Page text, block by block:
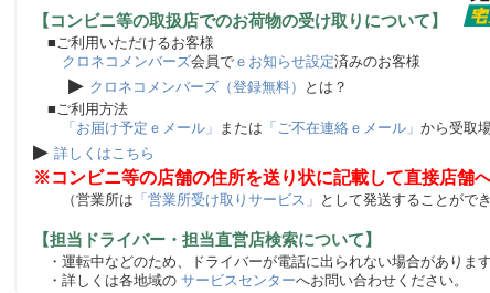
【コンビニ等の取扱店でのお荷物の受け取りについて】
■ご利用いただけるお客様
クロネコメンバーズ会員で ｅお知らせ設定済みのお客様
▶ クロネコメンバーズ（登録無料）
とは？
■ご利用方法
「お届け予定ｅメール」 または 「ご不在連絡ｅメール」 から受取
▶ 詳しくはこちら
※コンビニ等の店舗の住所を送り状に記載して直接店舗
（営業所は 「営業所受け取りサービス」 として発送することがで
【担当ドライバー・担当直営店検索について】
・運転中などのため、ドライバーが電話に出られない場合があります
・詳しくは各地域の サービスセンターへお問い合わせください。